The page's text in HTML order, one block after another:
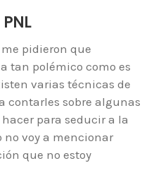
pidieron que
tan polémico como es
varias técnicas de
contarles sobre algunas
para seducir a la
no voy a mencionar
que no estoy